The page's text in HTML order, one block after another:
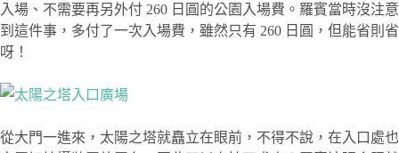
入場、不需要再另外付 260 日圓的公園入場費。羅賓當時沒注意
到這件事，多付了一次入場費，雖然只有 260 日圓，但能省則省
呀！
從大門一進來，太陽之塔就矗立在眼前，不得不說，在入口處也